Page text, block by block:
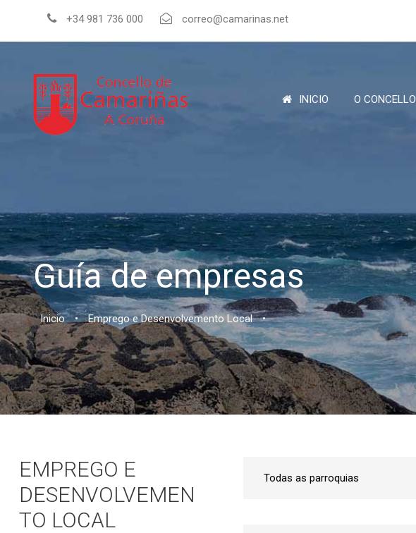
+34 981 736 000 correo@camarinas.net
INICIO O CONCELLO
Guía de empresas
Inicio • Emprego e Desenvolvemento Local •
EMPREGO E
DESENVOLVEMEN
TO LOCAL